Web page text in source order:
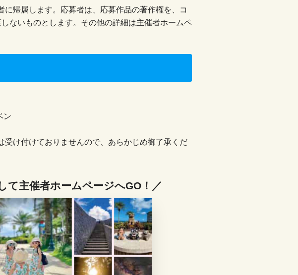
帰属します。応募者は、応募作品の著作権を、コ
ないものとします。その他の詳細は主催者ホームペ
ン
け付けておりませんので、あらかじめ御了承くだ
て主催者ホームページへGO！／